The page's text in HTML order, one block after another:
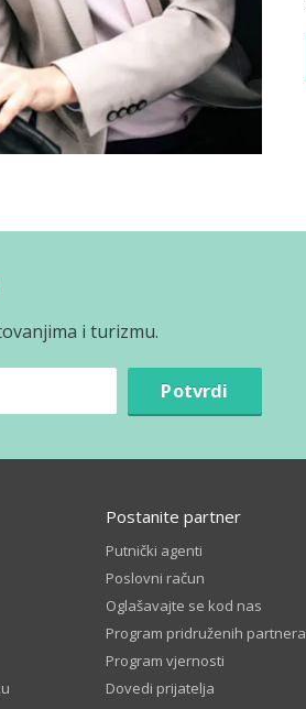
i turizmu.
Potvrdi
Postanite partner
Putnički agenti
Poslovni račun
Oglašavajte se kod nas
Program pridruženih partnera
Program vjernosti
Dovedi prijatelja